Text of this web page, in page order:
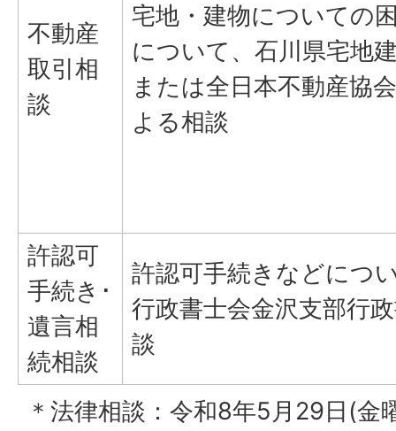
不動産
取引相
談
宅地・建物についての
について、石川県宅地
または全日本不動産協
よる相談
許認可
手続き･
遺言相
続相談
許認可手続きなどにつ
行政書士会金沢支部行
談
＊法律相談：令和8年5月29日(金